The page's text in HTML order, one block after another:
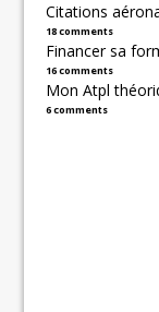
Citations
18 comments
Financer sa
16 comments
Mon Atpl
6 comments